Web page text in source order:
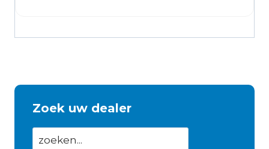
Zoek uw dealer